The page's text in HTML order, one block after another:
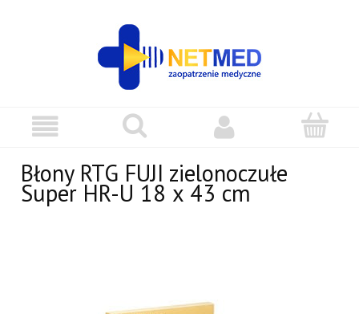
Błony RTG FUJI zielonoczułe
Super HR-U 18 x 43 cm